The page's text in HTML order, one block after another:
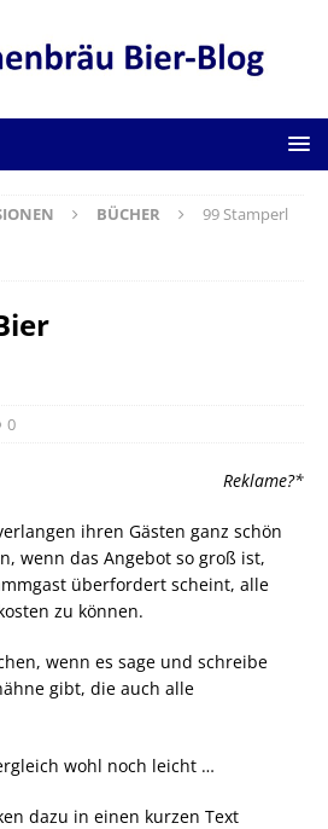
BÜCHER
99 Stamperl
0
Reklame?*
ihren Gästen ganz schön
wenn das Angebot so groß ist,
überfordert scheint, alle
zu können.
wenn es sage und schreibe
gibt, die auch alle
wohl noch leicht …
dazu in einen kurzen Text